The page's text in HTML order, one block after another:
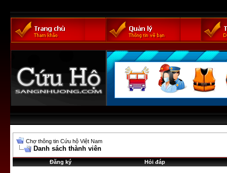
Chợ thông tin Cứu hộ Việt Nam
Danh sách thành viên
Đăng ký Hỏi đáp